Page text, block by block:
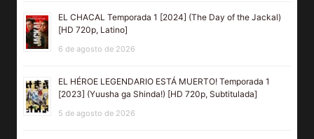
EL CHACAL Temporada 1 [2024] (The Day of the Jackal)
[HD 720p, Latino]
6 de agosto de 2026
EL HÉROE LEGENDARIO ESTÁ MUERTO! Temporada 1
[2023] (Yuusha ga Shinda!) [HD 720p, Subtitulada]
5 de agosto de 2026